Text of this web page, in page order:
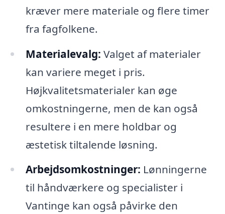
kræver mere materiale og flere timer
fra fagfolkene.
Materialevalg: Valget af materialer
kan variere meget i pris.
Højkvalitetsmaterialer kan øge
omkostningerne, men de kan også
resultere i en mere holdbar og
æstetisk tiltalende løsning.
Arbejdsomkostninger: Lønningerne
til håndværkere og specialister i
Vantinge kan også påvirke den